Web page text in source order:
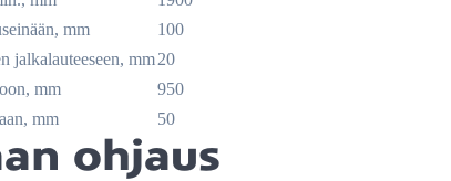
mm
100
jalkalauteeseen, mm20
mm
950
mm
50
ohjaus